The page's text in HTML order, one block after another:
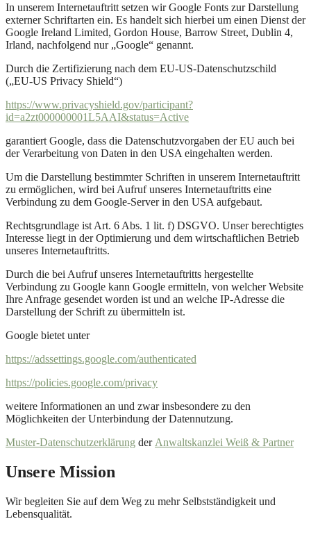
In unserem Internetauftritt setzen wir Google Fonts zur Darstellung
externer Schriftarten ein. Es handelt sich hierbei um einen Dienst der
Google Ireland Limited, Gordon House, Barrow Street, Dublin 4,
Irland, nachfolgend nur „Google“ genannt.
Durch die Zertifizierung nach dem EU-US-Datenschutzschild
(„EU-US Privacy Shield“)
https://www.privacyshield.gov/participant?
id=a2zt000000001L5AAI&status=Active
garantiert Google, dass die Datenschutzvorgaben der EU auch bei
der Verarbeitung von Daten in den USA eingehalten werden.
Um die Darstellung bestimmter Schriften in unserem Internetauftritt
zu ermöglichen, wird bei Aufruf unseres Internetauftritts eine
Verbindung zu dem Google-Server in den USA aufgebaut.
Rechtsgrundlage ist Art. 6 Abs. 1 lit. f) DSGVO. Unser berechtigtes
Interesse liegt in der Optimierung und dem wirtschaftlichen Betrieb
unseres Internetauftritts.
Durch die bei Aufruf unseres Internetauftritts hergestellte
Verbindung zu Google kann Google ermitteln, von welcher Website
Ihre Anfrage gesendet worden ist und an welche IP-Adresse die
Darstellung der Schrift zu übermitteln ist.
Google bietet unter
https://adssettings.google.com/authenticated
https://policies.google.com/privacy
weitere Informationen an und zwar insbesondere zu den
Möglichkeiten der Unterbindung der Datennutzung.
Muster-Datenschutzerklärung der Anwaltskanzlei Weiß & Partner
Unsere Mission
Wir begleiten Sie auf dem Weg zu mehr Selbstständigkeit und
Lebensqualität.